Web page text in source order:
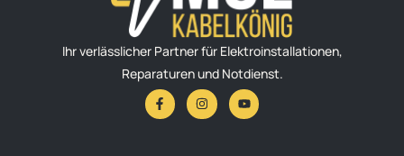
Ihr verlässlicher Partner für Elektroinstallationen,
Reparaturen und Notdienst.